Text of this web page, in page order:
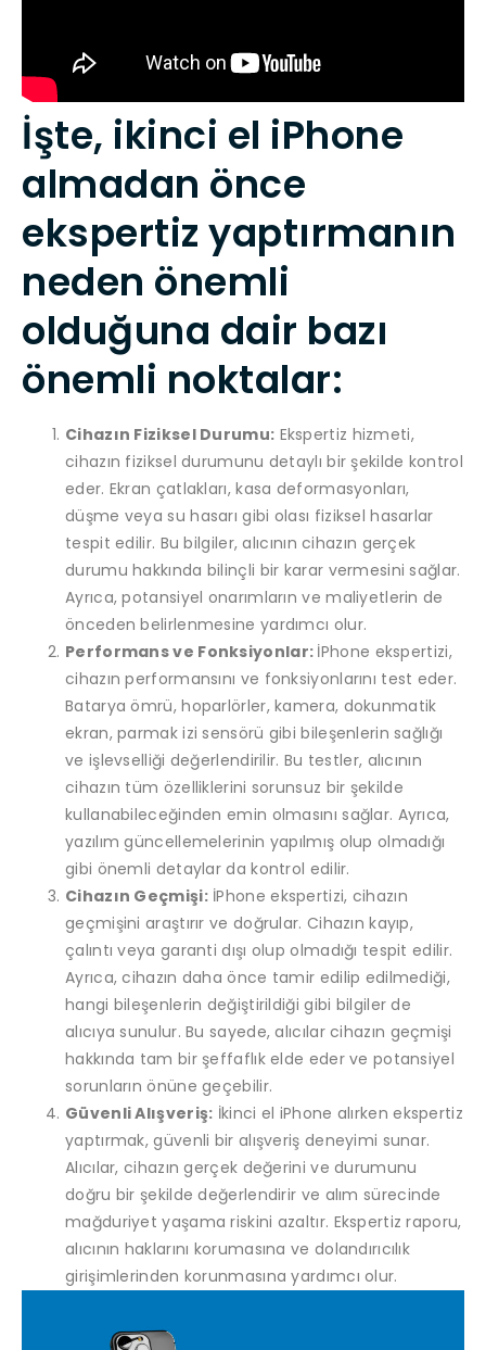
İşte, ikinci el iPhone
almadan önce
ekspertiz yaptırmanın
neden önemli
olduğuna dair bazı
önemli noktalar:
Cihazın Fiziksel Durumu: Ekspertiz hizmeti,
cihazın fiziksel durumunu detaylı bir şekilde kontrol
eder. Ekran çatlakları, kasa deformasyonları,
düşme veya su hasarı gibi olası fiziksel hasarlar
tespit edilir. Bu bilgiler, alıcının cihazın gerçek
durumu hakkında bilinçli bir karar vermesini sağlar.
Ayrıca, potansiyel onarımların ve maliyetlerin de
önceden belirlenmesine yardımcı olur.
Performans ve Fonksiyonlar: İPhone ekspertizi,
cihazın performansını ve fonksiyonlarını test eder.
Batarya ömrü, hoparlörler, kamera, dokunmatik
ekran, parmak izi sensörü gibi bileşenlerin sağlığı
ve işlevselliği değerlendirilir. Bu testler, alıcının
cihazın tüm özelliklerini sorunsuz bir şekilde
kullanabileceğinden emin olmasını sağlar. Ayrıca,
yazılım güncellemelerinin yapılmış olup olmadığı
gibi önemli detaylar da kontrol edilir.
Cihazın Geçmişi:İPhone ekspertizi, cihazın
geçmişini araştırır ve doğrular. Cihazın kayıp,
çalıntı veya garanti dışı olup olmadığı tespit edilir.
Ayrıca, cihazın daha önce tamir edilip edilmediği,
hangi bileşenlerin değiştirildiği gibi bilgiler de
alıcıya sunulur. Bu sayede, alıcılar cihazın geçmişi
hakkında tam bir şeffaflık elde eder ve potansiyel
sorunların önüne geçebilir.
Güvenli Alışveriş: İkinci el iPhone alırken ekspertiz
yaptırmak, güvenli bir alışveriş deneyimi sunar.
Alıcılar, cihazın gerçek değerini ve durumunu
doğru bir şekilde değerlendirir ve alım sürecinde
mağduriyet yaşama riskini azaltır. Ekspertiz raporu,
alıcının haklarını korumasına ve dolandırıcılık
girişimlerinden korunmasına yardımcı olur.